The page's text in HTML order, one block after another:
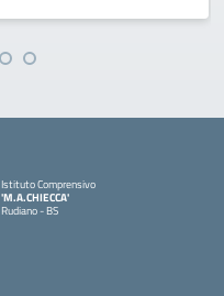
Istituto Comprensivo
'M.A.CHIECCA'
Rudiano - BS